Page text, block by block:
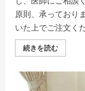
原則、承っており
いた上でご注文く
続きを読むア
キ